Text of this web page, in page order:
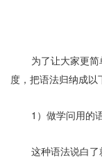
为了让大家更
度，把语法归纳成以
1 ）做学问用的
这种语法说白